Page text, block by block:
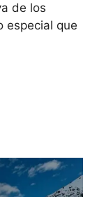
de los
especial que